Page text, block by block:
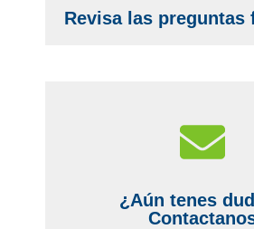
Revisa las preguntas
¿Aún tenes